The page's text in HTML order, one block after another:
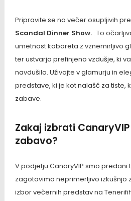
Pripravite se na večer osupljivih
Scandal Dinner Show. . To
umetnost kabareta z vznemirljivo
ter ustvarja prefinjeno vzdušje, ki
navdušilo. Uživajte v glamurju in
predstave, ki je kot nalašč za tiste,
zabave.
Zakaj izbrati
zabavo?
V podjetju CanaryVIP smo predani
zagotovimo neprimerljivo izkušnjo
izbor večernih predstav na